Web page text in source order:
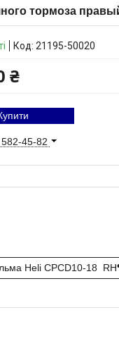
тормоза
Код: 21195-50020
₴
45-82
Heli CPCD10-18